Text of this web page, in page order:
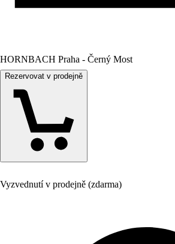
HORNBACH Praha - Černý Most
Rezervovat v prodejně
Vyzvednutí v prodejně (zdarma)